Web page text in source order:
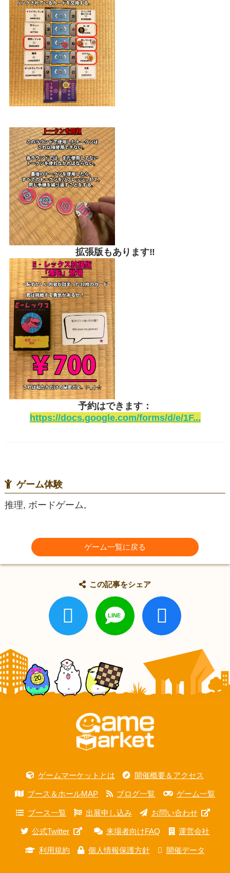
拡張版もあります‼
予約はできます：
https://docs.google.com/forms/d/e/1F...
ゲーム体験
推理, ボードゲーム,
ゲーム一覧に戻る
この記事をシェア
ゲームマーケットとは 開催概要＆アクセス
ブース＆ホールMAP ブログ一覧 ゲーム一覧
ブース一覧 出展申し込み お問い合わせ
公式Twitter 来場者向けFAQ 運営会社
利用規約 個人情報保護方針 開催データ